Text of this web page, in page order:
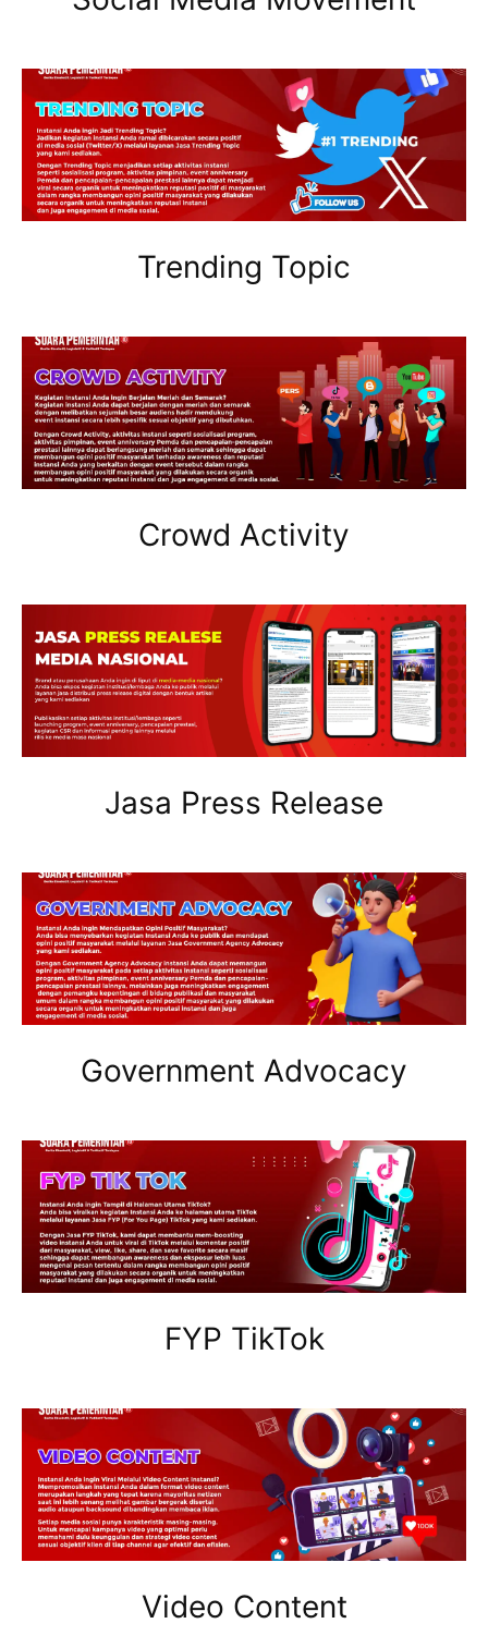
Trending Topic
Crowd Activity
Jasa Press Release
Government Advocacy
FYP TikTok
Video Content